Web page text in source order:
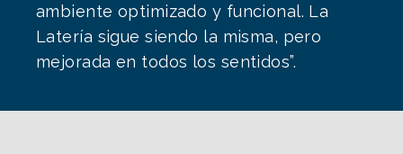
ambiente optimizado y funcional. La
Latería sigue siendo la misma, pero
mejorada en todos los sentidos”.